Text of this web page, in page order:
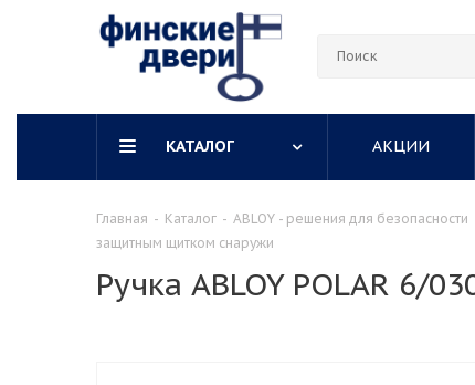
КАТАЛОГ АКЦИИ
Главная - Каталог - ABLOY - решения для безопасности
защитным щитком снаружи
Ручка ABLOY POLAR